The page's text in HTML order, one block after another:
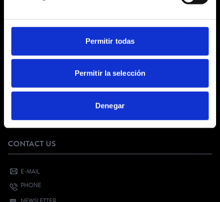
Permitir todas
Permitir la selección
Denegar
LEGAL NOTICE
SOCIAL NETWORKS PRIVACY
CUSTOMER SERVICE
FAQ
YOUTH CULTURAL VOUCHER
CONTACT US
E-MAIL
PHONE